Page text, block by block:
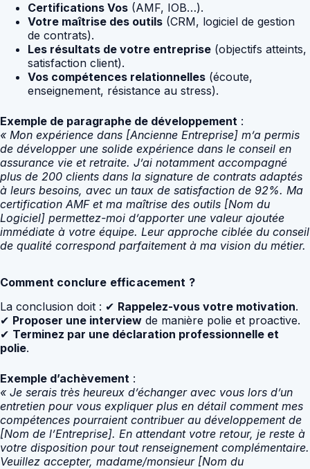
Certifications Vos (AMF, IOB…).
Votre maîtrise des outils (CRM, logiciel de gestion
de contrats).
Les résultats de votre entreprise (objectifs atteints,
satisfaction client).
Vos compétences relationnelles (écoute,
enseignement, résistance au stress).
Exemple de paragraphe de développement :
« Mon expérience dans [Ancienne Entreprise] m’a permis
de développer une solide expérience dans le conseil en
assurance vie et retraite. J’ai notamment accompagné
plus de 200 clients dans la signature de contrats adaptés
à leurs besoins, avec un taux de satisfaction de 92%. Ma
certification AMF et ma maîtrise des outils [Nom du
Logiciel] permettez-moi d’apporter une valeur ajoutée
immédiate à votre équipe. Leur approche ciblée du conseil
de qualité correspond parfaitement à ma vision du métier.
Comment conclure efficacement ?
La conclusion doit : ✔ Rappelez-vous votre motivation.
✔ Proposer une interview de manière polie et proactive.
✔ Terminez par une déclaration professionnelle et
polie.
Exemple d’achèvement :
« Je serais très heureux d’échanger avec vous lors d’un
entretien pour vous expliquer plus en détail comment mes
compétences pourraient contribuer au développement de
[Nom de l’Entreprise]. En attendant votre retour, je reste à
votre disposition pour tout renseignement complémentaire.
Veuillez accepter, madame/monsieur [Nom du